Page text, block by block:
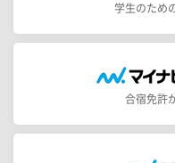
学生のため
合宿免許